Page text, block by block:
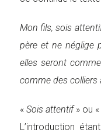
Mon fils, sois
père et ne néglige
elles seront
comme des colliers
« Sois attentif» ou «
L’introduction